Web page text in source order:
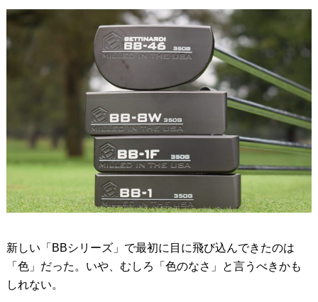
新しい「BBシリーズ」で最初に目に飛び込んできたのは
「色」だった。いや、むしろ「色のなさ」と言うべきかも
しれない。